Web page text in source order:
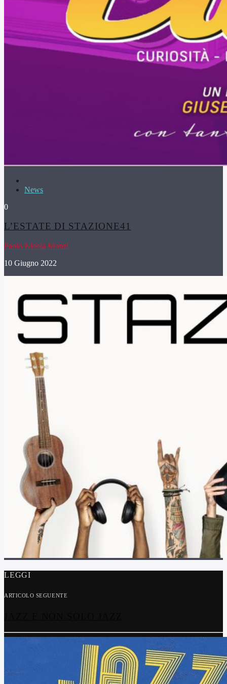
News
0
L’ESTATE DI STAZIONE41
Paolo Nicola Monzi
10 Giugno 2022
LEGGI
ARTICOLO SEGUENTE